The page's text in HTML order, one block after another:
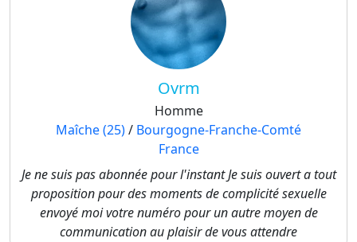
Ovrm
Homme
Maîche (25)/ Bourgogne-Franche-Comté
France
Je ne suis pas abonnée pour l'instant Je suis ouvert a tout
proposition pour des moments de complicité sexuelle
envoyé moi votre numéro pour un autre moyen de
communication au plaisir de vous attendre